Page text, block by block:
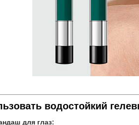
водостойкий
для глаз: